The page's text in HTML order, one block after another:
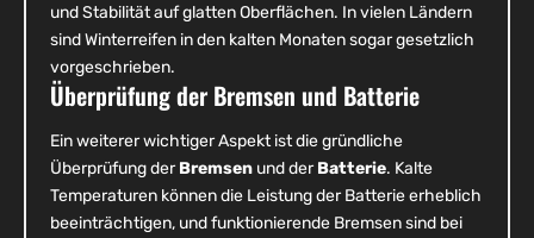
und Stabilität auf glatten Oberflächen. In vielen Ländern
sind Winterreifen in den kalten Monaten sogar gesetzlich
vorgeschrieben.
Überprüfung der Bremsen und Batterie
Ein weiterer wichtiger Aspekt ist die gründliche
Überprüfung derBremsen und derBatterie. Kalte
Temperaturen können die Leistung der Batterie erheblich
beeinträchtigen, und funktionierende Bremsen sind bei